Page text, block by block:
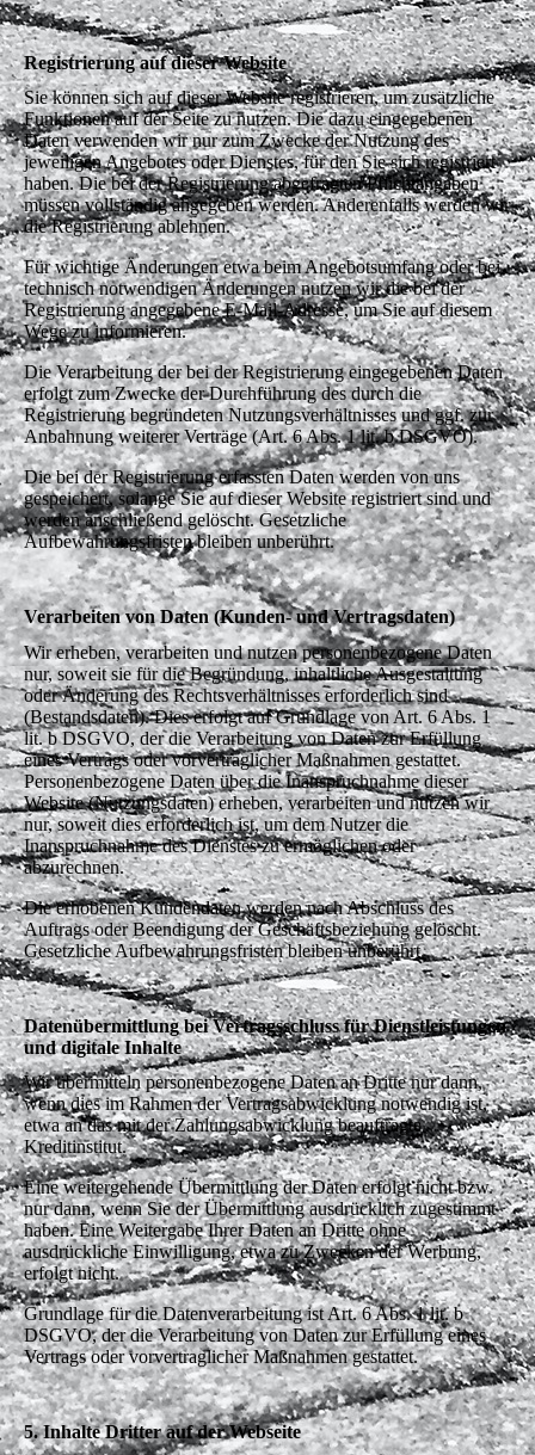
Registrierung auf dieser Website
Sie können sich auf dieser Website registrieren, um zusätzliche
Funktionen auf der Seite zu nutzen. Die dazu eingegebenen
Daten verwenden wir nur zum Zwecke der Nutzung des
jeweiligen Angebotes oder Dienstes, für den Sie sich registriert
haben. Die bei der Registrierung abgefragten Pflichtangaben
müssen vollständig angegeben werden. Anderenfalls werden wir
die Registrierung ablehnen.
Für wichtige Änderungen etwa beim Angebotsumfang oder bei
technisch notwendigen Änderungen nutzen wir die bei der
Registrierung angegebene E-Mail-Adresse, um Sie auf diesem
Wege zu informieren.
Die Verarbeitung der bei der Registrierung eingegebenen Daten
erfolgt zum Zwecke der Durchführung des durch die
Registrierung begründeten Nutzungsverhältnisses und ggf. zur
Anbahnung weiterer Verträge (Art. 6 Abs. 1 lit. b DSGVO).
Die bei der Registrierung erfassten Daten werden von uns
gespeichert, solange Sie auf dieser Website registriert sind und
werden anschließend gelöscht. Gesetzliche
Aufbewahrungsfristen bleiben unberührt.
Verarbeiten von Daten (Kunden- und Vertragsdaten)
Wir erheben, verarbeiten und nutzen personenbezogene Daten
nur, soweit sie für die Begründung, inhaltliche Ausgestaltung
oder Änderung des Rechtsverhältnisses erforderlich sind
(Bestandsdaten). Dies erfolgt auf Grundlage von Art. 6 Abs. 1
lit. b DSGVO, der die Verarbeitung von Daten zur Erfüllung
eines Vertrags oder vorvertraglicher Maßnahmen gestattet.
Personenbezogene Daten über die Inanspruchnahme dieser
Website (Nutzungsdaten) erheben, verarbeiten und nutzen wir
nur, soweit dies erforderlich ist, um dem Nutzer die
Inanspruchnahme des Dienstes zu ermöglichen oder
abzurechnen.
Die erhobenen Kundendaten werden nach Abschluss des
Auftrags oder Beendigung der Geschäftsbeziehung gelöscht.
Gesetzliche Aufbewahrungsfristen bleiben unberührt.
Datenübermittlung bei Vertragsschluss für Dienstleistungen
und digitale Inhalte
Wir übermitteln personenbezogene Daten an Dritte nur dann,
wenn dies im Rahmen der Vertragsabwicklung notwendig ist,
etwa an das mit der Zahlungsabwicklung beauftragte
Kreditinstitut.
Eine weitergehende Übermittlung der Daten erfolgt nicht bzw.
nur dann, wenn Sie der Übermittlung ausdrücklich zugestimmt
haben. Eine Weitergabe Ihrer Daten an Dritte ohne
ausdrückliche Einwilligung, etwa zu Zwecken der Werbung,
erfolgt nicht.
Grundlage für die Datenverarbeitung ist Art. 6 Abs. 1 lit. b
DSGVO, der die Verarbeitung von Daten zur Erfüllung eines
Vertrags oder vorvertraglicher Maßnahmen gestattet.
5. Inhalte Dritter auf der Webseite